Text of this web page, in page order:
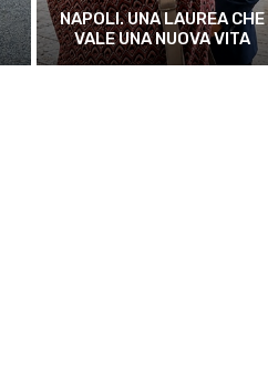
NAPOLI. UNA LAUREA CHE
VALE UNA NUOVA VITA